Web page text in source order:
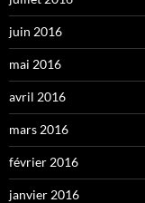
juin 2016
mai 2016
avril 2016
mars 2016
février 2016
janvier 2016